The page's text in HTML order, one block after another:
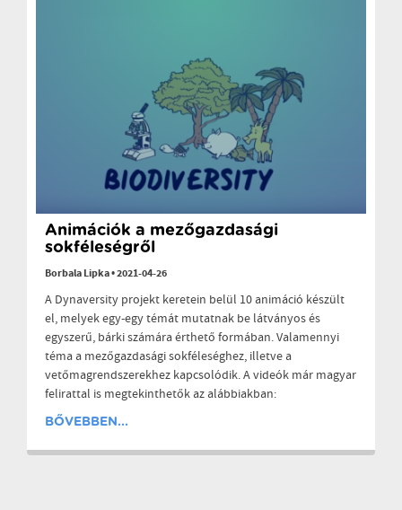
Animációk a mezőgazdasági
sokféleségről
Borbala Lipka•2021-04-26
A Dynaversity projekt keretein belül 10 animáció készült
el, melyek egy-egy témát mutatnak be látványos és
egyszerű, bárki számára érthető formában. Valamennyi
téma a mezőgazdasági sokféleséghez, illetve a
vetőmagrendszerekhez kapcsolódik. A videók már magyar
felirattal is megtekinthetők az alábbiakban:
BŐVEBBEN...